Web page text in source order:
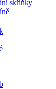
skříňky